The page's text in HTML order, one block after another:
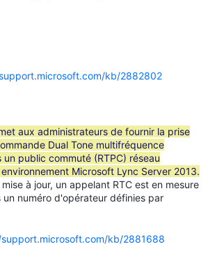
kb/2882802
aux administrateurs de fournir la prise
Dual Tone multifréquence
un public commuté (RTPC) réseau
Microsoft Lync Server 2013.
à jour, un appelant RTC est en mesure
numéro d'opérateur définies par
kb/2881688